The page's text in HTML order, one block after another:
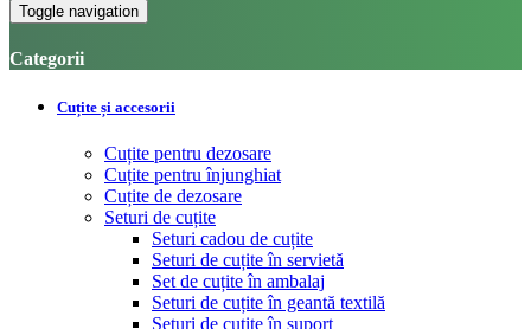
Toggle navigation
Categorii
Cuțite și accesorii
Cuțite pentru dezosare
Cuțite pentru înjunghiat
Cuțite de dezosare
Seturi de cuțite
Seturi cadou de cuțite
Seturi de cuțite în servietă
Set de cuțite în ambalaj
Seturi de cuțite în geantă textilă
Seturi de cuțite în suport